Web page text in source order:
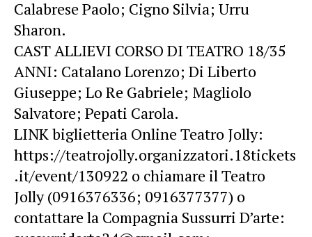
Calabrese Paolo; Cigno Silvia; Urru
Sharon.
CAST ALLIEVI CORSO DI TEATRO 18/35
ANNI: Catalano Lorenzo; Di Liberto
Giuseppe; Lo Re Gabriele; Magliolo
Salvatore; Pepati Carola.
LINK biglietteria Online Teatro Jolly:
https://teatrojolly.organizzatori.18tickets
.it/event/130922 o chiamare il Teatro
Jolly (0916376336; 0916377377) o
contattare la Compagnia Sussurri D’arte: